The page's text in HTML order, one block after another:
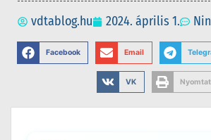
vdtablog.hu 2024. április 1.
Facebook Email
VK Nyomtat